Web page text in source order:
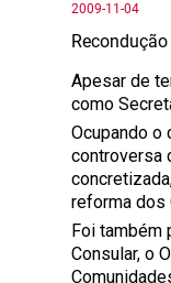
2009-11-04
Apesar de
como
Ocupando o
controversa
reforma dos
Foi também
Consular, o